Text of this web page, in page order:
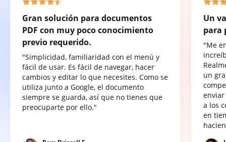
Gran solución para documentos
PDF con muy poco conocimiento
previo requerido.
"Simplicidad, familiaridad con el menú y
fácil de usar. Es fácil de navegar, hacer
cambios y editar lo que necesites. Como se
utiliza junto a Google, el documento
siempre se guarda, así que no tienes que
preocuparte por ello."
Un
para
"Me
un
a los
en